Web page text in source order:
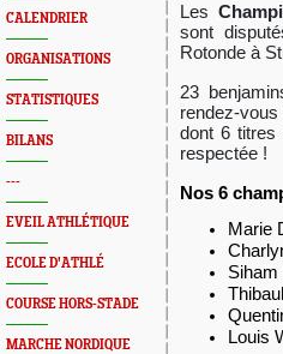
CALENDRIER
ORGANISATIONS
STATISTIQUES
BILANS
---
EVEIL ATHLÉTIQUE
ECOLE D'ATHLÉ
COURSE HORS-STADE
MARCHE NORDIQUE
Les
sont
Rotonde à
23
rendez-
dont 6 titres
respectée !
Nos 6
Marie
Louis